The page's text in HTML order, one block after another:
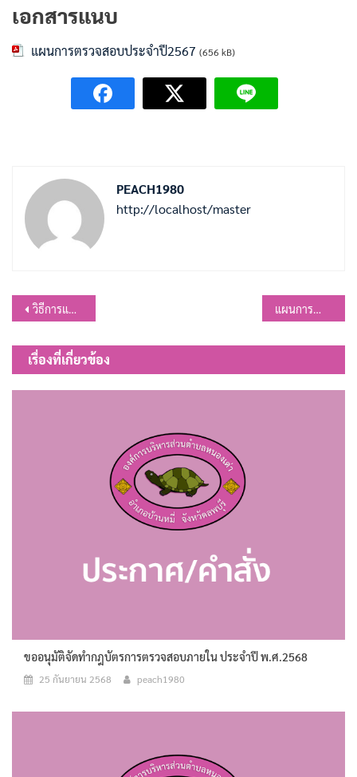
เอกสารแนบ
แผนการตรวจสอบประจำปี2567 (656 kB)
PEACH1980
http://localhost/master
แนะแนว
เรื่อง
วิธีการแสดงใบอนุญาตโดยวิธีการทางอิเล็กทรอนิกส์ พ.ศ.2566 แผนการดำเนินงาน ประจำปีงบประมาณ พ.ศ.2567
เรื่องที่เกี่ยวข้อง
ขออนุมัติจัดทำกฎบัตรการตรวจสอบภายใน ประจำปี พ.ศ.2568
25 กันยายน 2568 peach1980